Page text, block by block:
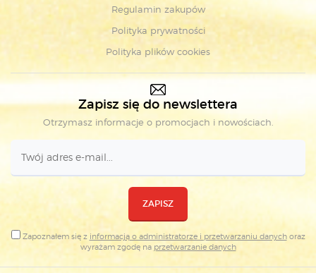
Regulamin zakupów
Polityka prywatności
Polityka plików cookies
Zapisz się do newslettera
Otrzymasz informacje o promocjach i nowościach.
ZAPISZ
Zapoznałem się z informacją o administratorze i przetwarzaniu danychoraz
wyrażam zgodę na przetwarzanie danych